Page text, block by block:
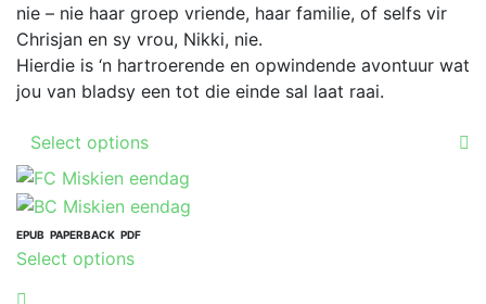
chosen
on
the
product
nie – nie haar groep vriende, haar familie, of selfs vir
Chrisjan en sy vrou, Nikki, nie.
Hierdie is ‘n hartroerende en opwindende avontuur wat
jou van bladsy een tot die einde sal laat raai.
Select options
has
multiple
EPUB PAPERBACK PDF
Select optionsThis